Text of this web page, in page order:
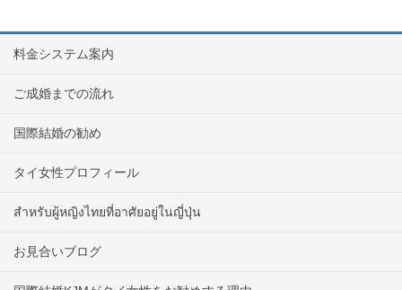
料金システム案内
ご成婚までの流れ
国際結婚の勧め
タイ女性プロフィール
สำหรับผู้หญิงไทยที่อาศัยอยู่ในญี่ปุ่น
お見合いブログ